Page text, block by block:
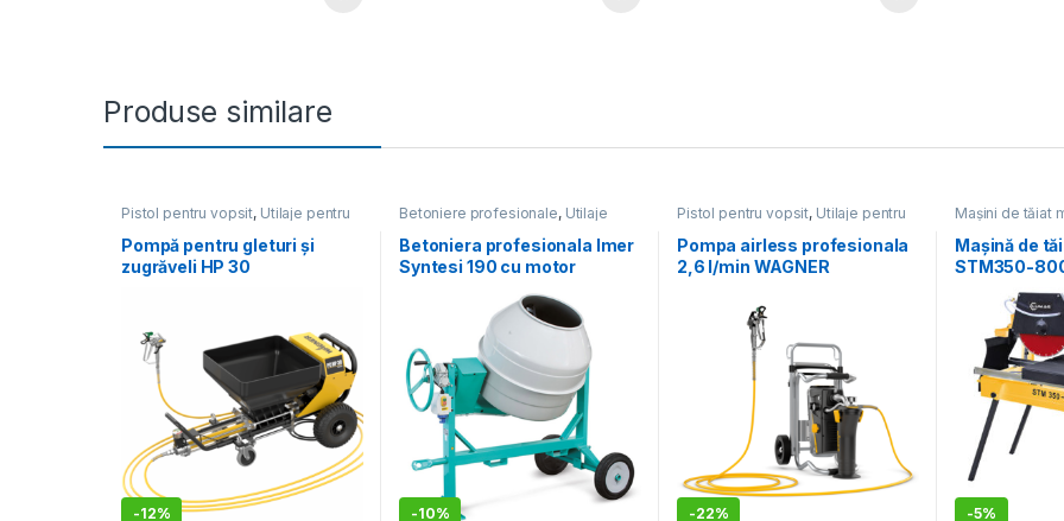
Produse similare
Pistol pentru vopsit, Utilaje pentru
Pompă pentru gleturi și
zugrăveli HP 30
-12%
Betoniere profesionale, Utilaje
Betoniera profesionala Imer
Syntesi 190 cu motor
-10%
Pistol pentru vopsit, Utilaje pentru
Pompa airless profesionala
2,6 l/min WAGNER
Spraypack
-22%
Mașini de tăiat
Mașină de
STM350-
-5%